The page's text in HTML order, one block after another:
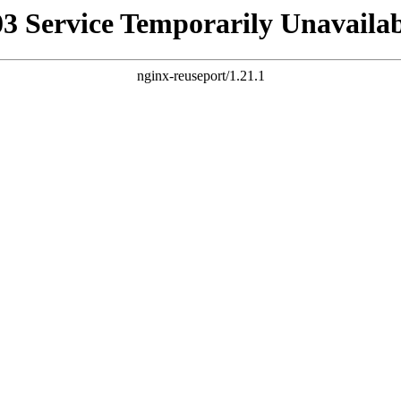
Service Temporarily
nginx-reuseport/1.21.1